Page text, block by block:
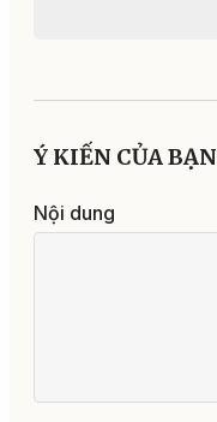
Ý KIẾN CỦA BẠN
Nội dung